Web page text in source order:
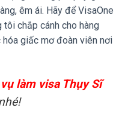
êm ái. Hãy để VisaOne
tôi chắp cánh cho hàng
giấc mơ đoàn viên nơi
làm visa Thụy Sĩ